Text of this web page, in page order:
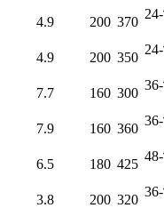
7 שעות ו-24
370
200
4.9
7 שעות ו-24
350
200
4.9
5 שעות ו-36
300
160
7.7
6 שעות ו-36
360
160
7.9
7 שעות ו-48
425
180
6.5
6 שעות ו-36
320
200
3.8